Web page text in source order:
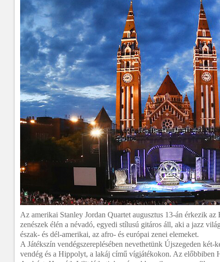
Az amerikai Stanley Jordan Quartet augusztus 13-án érkezik
zenészek élén a névadó, egyedi stílusú gitáros áll, aki a jazz
észak- és dél-amerikai, az afro- és európai zenei elemeket.
A Játékszín vendégszereplésében nevethetünk Újszegeden két-
vendég és a Hippolyt, a lakáj című vígjátékokon. Az előbbiben